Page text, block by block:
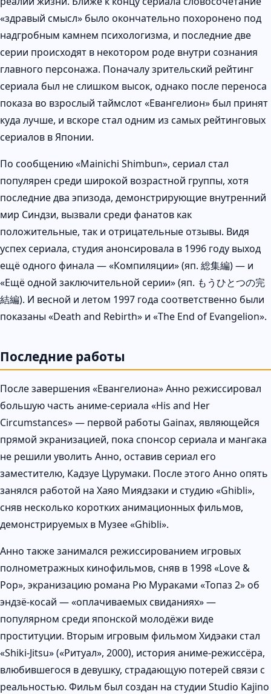
«здравый смысл» было окончательно похоронено под
надгробным камнем психологизма, и последние две
серии происходят в некотором роде внутри сознания
главного персонажа. Поначалу зрительский рейтинг
сериала был не слишком высок, однако после переноса
показа во взрослый таймслот «Евангелион» был принят
куда лучше, и вскоре стал одним из самых рейтинговых
сериалов в Японии.
По сообщению «Mainichi Shimbun», сериал стал
популярен среди широкой возрастной группы, хотя
последние два эпизода, демонстрирующие внутренний
мир Синдзи, вызвали среди фанатов как
положительные, так и отрицательные отзывы. Видя
успех сериала, студия анонсировала в 1996 году выход
ещё одного финала — «Компиляции» (яп. 総集編) — и
«Ещё одной заключительной серии» (яп. もうひとつの完
結編). И весной и летом 1997 года соответственно были
показаны «Death and Rebirth» и «The End of Evangelion».
Последние работы
После завершения «Евангелиона» Анно режиссировал
большую часть аниме-сериала «His and Her
Circumstances» — первой работы Gainax, являющейся
прямой экранизацией, пока спонсор сериала и мангака
не решили уволить Анно, оставив сериал его
заместителю, Кадзуе Цурумаки. После этого Анно опять
занялся работой на Хаяо Миядзаки и студию «Ghibli»,
сняв несколько коротких анимационных фильмов,
демонстрируемых в Музее «Ghibli».
Анно также занимался режиссированием игровых
полнометражных кинофильмов, сняв в 1998 «Love &
Pop», экранизацию романа Рю Мураками «Топаз 2» об
эндзё-косай — «оплачиваемых свиданиях» —
популярном среди японской молодёжи виде
проституции. Вторым игровым фильмом Хидэаки стал
«Shiki-Jitsu» («Ритуал», 2000), история аниме-режиссёра,
влюбившегося в девушку, страдающую потерей связи с
реальностью. Фильм был создан на студии Studio Kajino